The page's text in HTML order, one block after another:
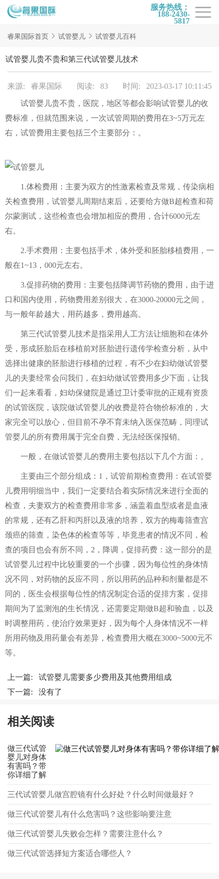
服务热线：
188-2430-
5817
首页
试管项目
试管百科
试管医院
睿果国际
睿果国际首页 试管婴儿 试管婴儿百科
试管婴儿贵不贵和第三代试管婴儿技术
来源: 睿果国际 阅读: 83 时间: 2023-03-17 10:11:45
试管婴儿贵不贵，医院，地区等都会影响试管婴儿的收
费标准，但就范围来说，一次试管周期的费用在3~5万元左
右，试管费用主要包括三个主要部分：。
1.体检费用：主要为双方的性激素检查及常规，传染病相
关检查费用，试管婴儿周期结束后，还要给方做B超检查和荷
尔蒙测试，这些检查也会增加相应的费用，合计6000元左
右。
2.手术费用：主要包括手术，体外受和胚胎移植费用，一
般在1~13，000元左右。
3.促排药物的费用：主要包括降调节药物的费用，由于进
口和国内使用，药物费用差别很大，在3000-20000元之间，
与一般年龄越大，用药越多，费用越高。
第三代试管婴儿技术是指采用人工方法让细胞和在体外
受，形成胚胎后在移植前对胚胎进行遗传学检查分析，从中
选择出健康的胚胎进行移植的过程，有不少在妇幼做试管婴
儿的夫妻经常会问我们，在妇幼做试管费用多少下面，让我
们一起来看看，妇幼保健院是通过卫计委审批的正规有资质
的试管医院，该院做试管婴儿的收费是符合物价标准的，大
家完全可以放心，但目前不孕不育未纳入医保范畴，同理试
管婴儿的所有费用属于完全自费，无法经医保报销。
一般，在做试管婴儿的费用主要包括以下几个方面：。
主要由三个部分组成：1，试管前期检查费用：在试管婴
儿费用明细当中，我们一定要结合着实际情况来进行全面的
检查，夫妻双方的检查费用非常多，涵盖着血型或者是血液
的常规，还有乙肝和丙肝以及液的培养，双方的梅毒筛查宫
颈癌的筛查，染色体的检查等等，毕竟患者的情况不同，检
查的项目也会有所不同，2，降调，促排药费：这一部分的是
试管婴儿过程中比较重要的一个步骤，因为每位性的身体情
况不同，对药物的反应不同，所以用药的品种和剂量都是不
同的，医生会根据每位性的情况制定合适的促排方案，促排
期间为了监测泡的生长情况，还需要定期做B超和验血，以及
时调整用药，使治疗效果更好，因为每个人身体情况不一样
所用药物及用药量会有差异，检查费用大概在3000~5000元不
等。
上一篇: 试管婴儿需要多少费用及其他费用组成
下一篇: 没有了
相关阅读
做三代试管
婴儿对身体
有害吗？带
你详细了解
三代试管婴儿做宫腔镜有什么好处？什么时间做最好？
做三代试管婴儿有什么危害吗？这些影响要注意
做三代试管婴儿失败会怎样？需要注意什么？
做三代试管选择短方案适合哪些人？